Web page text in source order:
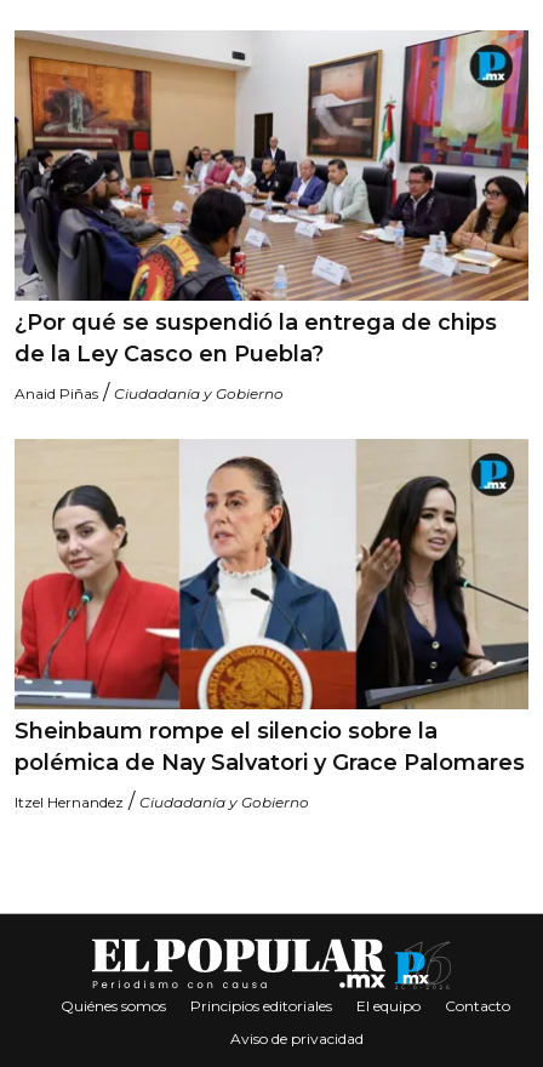
¿Por qué se suspendió la entrega de chips
de la Ley Casco en Puebla?
Anaid Piñas / Ciudadanía y Gobierno
Sheinbaum rompe el silencio sobre la
polémica de Nay Salvatori y Grace Palomares
Itzel Hernandez / Ciudadanía y Gobierno
Quiénes somos Principios editoriales El equipo
Contacto
Aviso de privacidad